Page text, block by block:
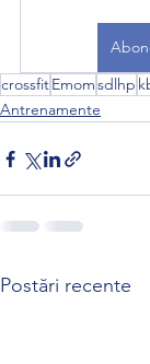
crossfitEmomsdlhp
Antrenamente
Postări recente